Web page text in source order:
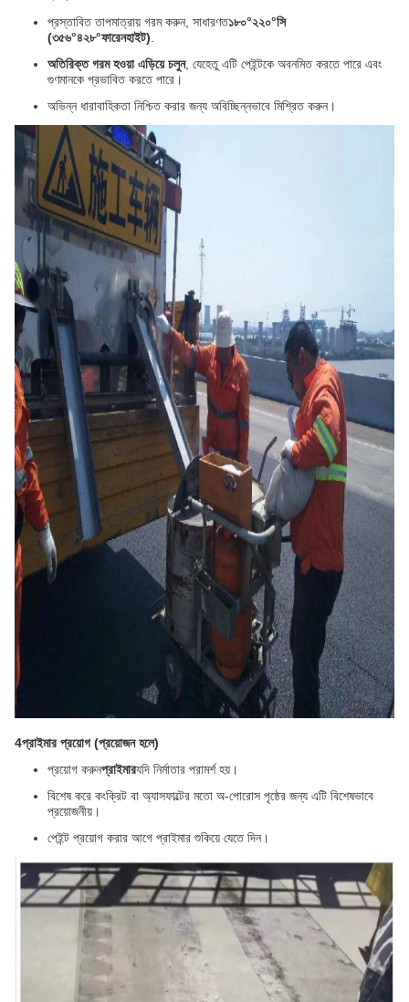
প্রস্তাবিত তাপমাত্রায় গরম করুন, সাধারণত১৮০°২২০°সি
(৩৫৬°৪২৮°ফারেনহাইট)
অতিরিক্ত গরম হওয়া এড়িয়ে চলুন, যেহেতু এটি পেইন্টকে অবনমিত করতে পারে এবং
গুণমানকে প্রভাবিত করতে পারে।
অভিন্ন ধারাবাহিকতা নিশ্চিত করার জন্য অবিচ্ছিন্নভাবে মিশ্রিত করুন।
4প্রাইমার প্রয়োগ (প্রয়োজন হলে)
প্রয়োগ করুনপ্রাইমারযদি নির্মাতার পরামর্শ হয়।
বিশেষ করে কংক্রিট বা অ্যাসফাল্টের মতো অ-পোরোস পৃষ্ঠের জন্য এটি বিশেষভাবে
প্রয়োজনীয়।
পেইন্ট প্রয়োগ করার আগে প্রাইমার শুকিয়ে যেতে দিন।